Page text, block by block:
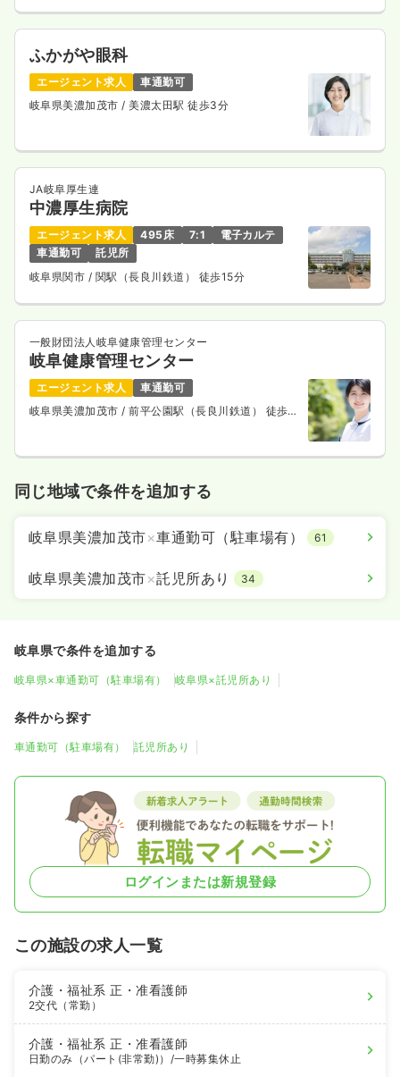
ふかがや眼科
エージェント求人
車通勤可
岐阜県美濃加茂市/ 美濃太田駅 徒歩3分
JA岐阜厚生連
中濃厚生病院
エージェント求人 495床 7:1
電子カルテ
車通勤可
託児所
岐阜県関市 / 関駅（長良川鉄道） 徒歩15分
一般財団法人岐阜健康管理センター
岐阜健康管理センター
エージェント求人
車通勤可
岐阜県美濃加茂市/ 前平公園駅（長良川鉄道） 徒歩
同じ地域で条件を追加する
岐阜県美濃加茂市×車通勤可（駐車場有） 61
岐阜県美濃加茂市×託児所あり 34
岐阜県で条件を追加する
岐阜県×車通勤可（駐車場有） 岐阜県×託児所あり
条件から探す
車通勤可（駐車場有） 託児所あり
ログインまたは新規登録
この施設の求人一覧
介護・福祉系正・准看護師
2交代（常勤）
介護・福祉系正・准看護師
日勤のみ（パート(非常勤)） /一時募集休止